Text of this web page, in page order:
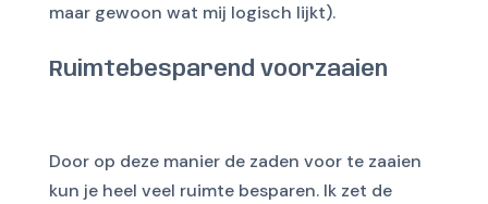
maar gewoon wat mij logisch lijkt).
Ruimtebesparend voorzaaien
Door op deze manier de zaden voor te zaaien
kun je heel veel ruimte besparen. Ik zet de